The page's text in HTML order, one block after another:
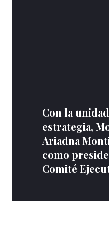
Con la
estrategia,
Ariadna
como
Comité